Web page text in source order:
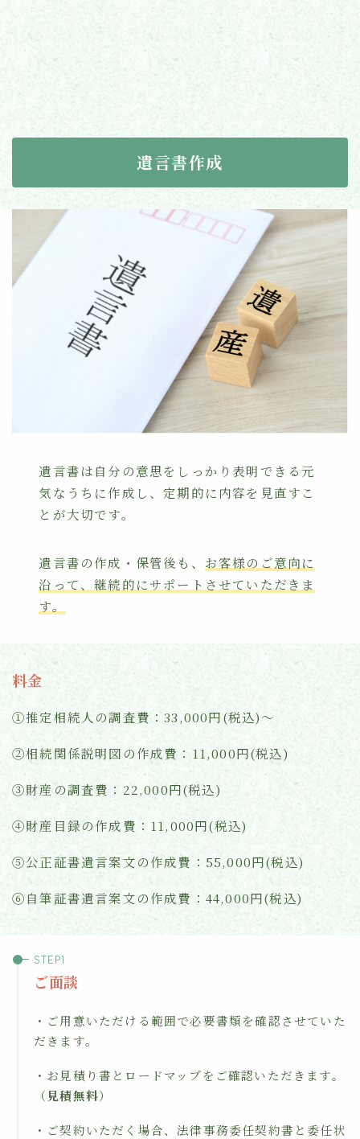
遺言書作成
遺言書は自分の意思をしっかり表明できる元
気なうちに作成し、定期的に内容を見直すこ
とが大切です。
遺言書の作成・保管後も、 お客様のご意向に
沿って、継続的にサポートさせていただきま
す。
料金
①推定相続人の調査費：33,000円(税込)〜
②相続関係説明図の作成費：11,000円(税込)
③財産の調査費：22,000円(税込)
④財産目録の作成費：11,000円(税込)
⑤公正証書遺言案文の作成費：55,000円(税込)
⑥自筆証書遺言案文の作成費：44,000円(税込)
ご面談
・ご用意いただける範囲で必要書類を確認させていた
だきます。
・お見積り書とロードマップをご確認いただきます。
（ 見積無料）
・ご契約いただく場合、法律事務委任契約書と委任状